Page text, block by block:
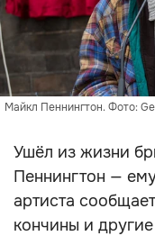
Майкл Пеннингтон. Фото:
Ушёл из жизни
Пеннингтон —
артиста
кончины и